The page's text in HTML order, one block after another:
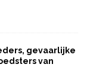
gevaarlijke
van